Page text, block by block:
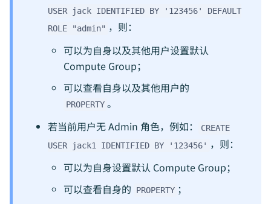
USER jack IDENTIFIED BY '123456' DEFAULT
ROLE "admin" ，则：
可以为自身以及其他用户设置默认
Compute Group；
可以查看自身以及其他用户的
PROPERTY 。
若当前用户无 Admin 角色，例如：
CREATE
USER jack1 IDENTIFIED BY '123456' ，则：
可以为自身设置默认 Compute Group；
可以查看自身的
PROPERTY ；